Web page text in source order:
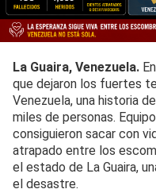
La Guaira, Venezuela.
que dejaron los fuertes
Venezuela, una historia
miles de personas.
consiguieron sacar con
atrapado entre los
el estado de La Guaira,
el desastre.